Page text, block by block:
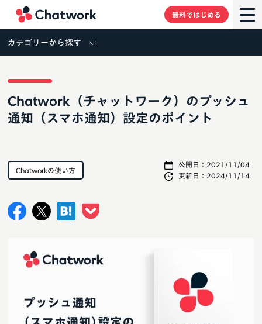
無料ではじめる
カテゴリーから探す
Chatwork（チャットワーク）のプッシュ
通知（スマホ通知）設定のポイント
公開日： 2021/11/04
更新日： 2024/11/14
Chatworkの使い方